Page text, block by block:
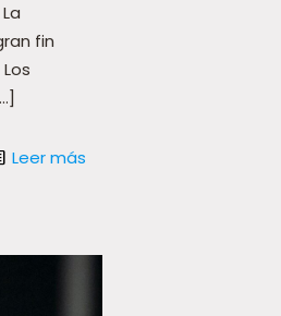
fin
Leer más